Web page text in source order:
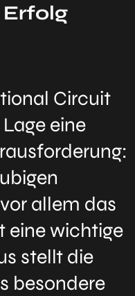
Circuit
eine
allem das
eine wichtige
stellt die
besondere